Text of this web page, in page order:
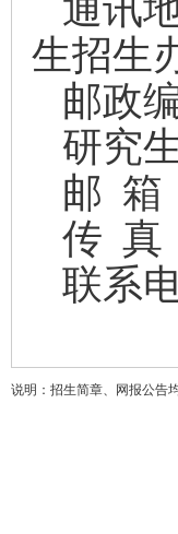
通讯
生招生
邮政
研究
邮 箱
传 真
联系
说明：招生简章、网报公告